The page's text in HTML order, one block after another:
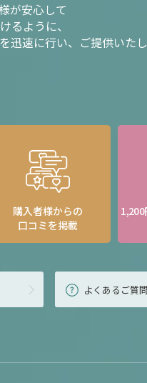
が安心して
るように、
速に行い、ご提供いたし
購入者様からの
口コミを掲載
よくあるご質問